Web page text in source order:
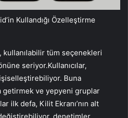
Kullandığı Özelleştirme
tüm seçenekleri
seriyor.Kullanıcılar,
Buna
ve yepyeni gruplar
ilk defa, Kilit Ekranı’nın alt
denetimler